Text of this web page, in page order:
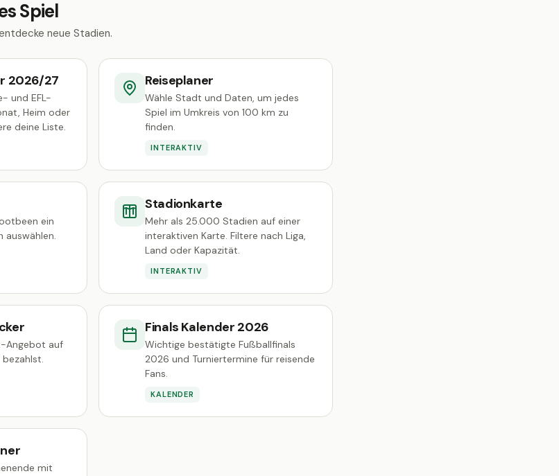
Spiel
neue Stadien.
2026/27
und EFL-
Heim oder
deine Liste.
Reiseplaner
Wähle Stadt und Daten, um jedes
Spiel im Umkreis von 100 km zu
finden.
INTERAKTIV
ein
auswählen.
Stadionkarte
Mehr als 25.000 Stadien auf einer
interaktiven Karte. Filtere nach Liga,
Land oder Kapazität.
INTERAKTIV
Angebot auf
Finals Kalender 2026
Wichtige bestätigte Fußballfinals
2026 und Turniertermine für reisende
Fans.
KALENDER
mit